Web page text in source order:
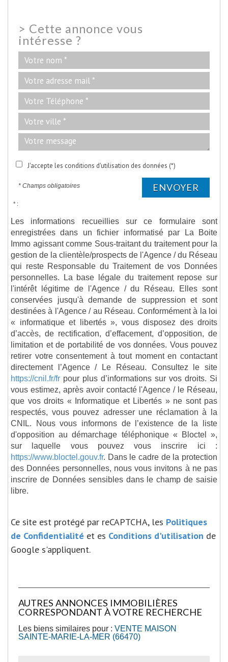
> Cette annonce vous
intéresse ?
J'accepte les conditions d'utilisation des données (*)
* Champs obligatoires ENVOYER
* :
Les informations recueillies sur ce formulaire sont
enregistrées dans un fichier informatisé par La Boite
Immo agissant comme Sous-traitant du traitement pour la
gestion de la clientèle/prospects de l'Agence / du Réseau
qui reste Responsable du Traitement de vos Données
personnelles. La base légale du traitement repose sur
l'intérêt légitime de l'Agence / du Réseau. Elles sont
conservées jusqu'à demande de suppression et sont
destinées à l'Agence / au Réseau. Conformément à la loi
« informatique et libertés », vous disposez des droits
d’accès, de rectification, d’effacement, d’opposition, de
limitation et de portabilité de vos données. Vous pouvez
retirer votre consentement à tout moment en contactant
directement l’Agence / Le Réseau. Consultez le site
https://cnil.fr/fr pour plus d’informations sur vos droits. Si
vous estimez, après avoir contacté l'Agence / le Réseau,
que vos droits « Informatique et Libertés » ne sont pas
respectés, vous pouvez adresser une réclamation à la
CNIL. Nous vous informons de l’existence de la liste
d'opposition au démarchage téléphonique « Bloctel »,
sur laquelle vous pouvez vous inscrire ici :
https://www.bloctel.gouv.fr. Dans le cadre de la protection
des Données personnelles, nous vous invitons à ne pas
inscrire de Données sensibles dans le champ de saisie
libre.
Ce site est protégé par reCAPTCHA, les Politiques
de Confidentialité et es Conditions d'utilisation de
Google s'appliquent.
AUTRES ANNONCES IMMOBILIÈRES
CORRESPONDANT À VOTRE RECHERCHE
Les biens similaires pour : VENTE MAISON
SAINTE-MARIE-LA-MER (66470)